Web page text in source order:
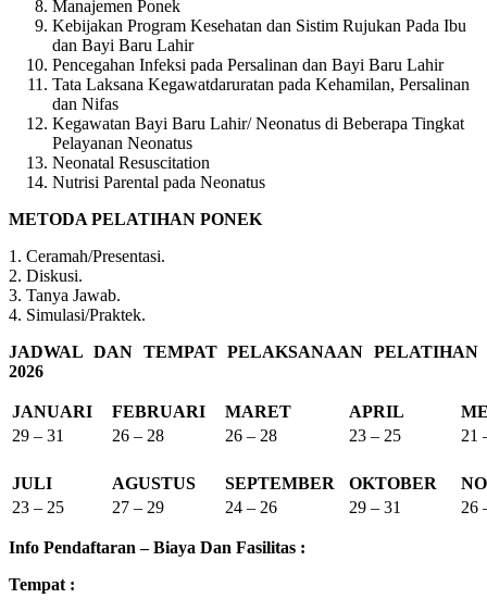
Manajemen Ponek
Kebijakan Program Kesehatan dan Sistim Rujukan Pada Ibu
dan Bayi Baru Lahir
Pencegahan Infeksi pada Persalinan dan Bayi Baru Lahir
Tata Laksana Kegawatdaruratan pada Kehamilan, Persalinan
dan Nifas
Kegawatan Bayi Baru Lahir/ Neonatus di Beberapa Tingkat
Pelayanan Neonatus
Neonatal Resuscitation
Nutrisi Parental pada Neonatus
METODA PELATIHAN PONEK
1. Ceramah/Presentasi.
2. Diskusi.
3. Tanya Jawab.
4. Simulasi/Praktek.
JADWAL DAN TEMPAT PELAKSANAAN PELATIHAN
2026
JANUARI FEBRUARI MARET APRIL
29 – 31
26 – 28 26 – 28 23 – 25 21
JULI AGUSTUS SEPTEMBER OKTOBER
23 – 25
27 – 29 24 – 26 29 – 31 26
Info Pendaftaran – Biaya Dan Fasilitas :
Tempat :